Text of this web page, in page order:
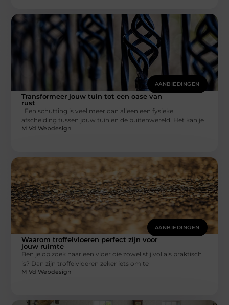
AANBIEDINGEN
Transformeer jouw tuin tot een oase van
rust
Een schutting is veel meer dan alleen een fysieke
afscheiding tussen jouw tuin en de buitenwereld. Het kan je
M Vd Webdesign
AANBIEDINGEN
Waarom troffelvloeren perfect zijn voor
jouw ruimte
Ben je op zoek naar een vloer die zowel stijlvol als praktisch
is? Dan zijn troffelvloeren zeker iets om te
M Vd Webdesign